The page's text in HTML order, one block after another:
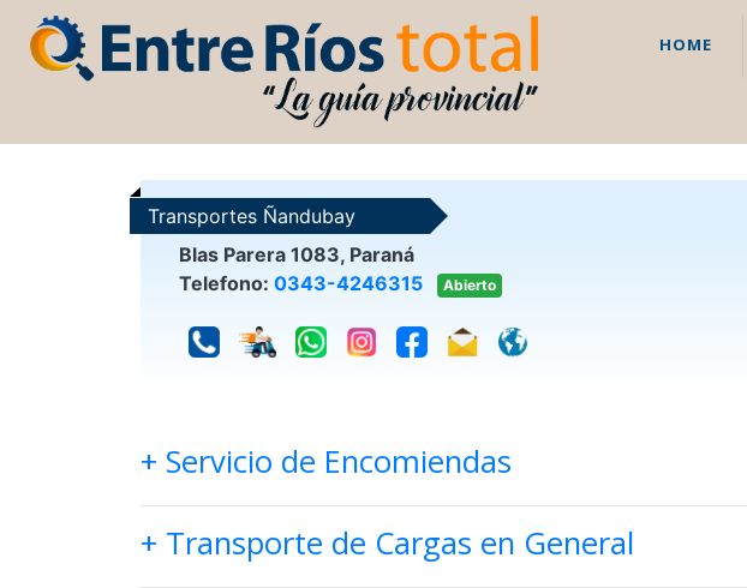
HOME
Transportes Ñandubay
Blas Parera 1083, Paraná
Telefono: 0343-4246315 Abierto
+ Servicio de Encomiendas
+ Transporte de Cargas en General